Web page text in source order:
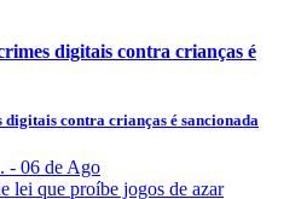
digitais contra crianças é
contra crianças é sancionada
- 06 de Ago